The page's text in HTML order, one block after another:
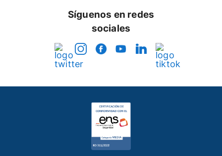
Síguenos en redes
sociales